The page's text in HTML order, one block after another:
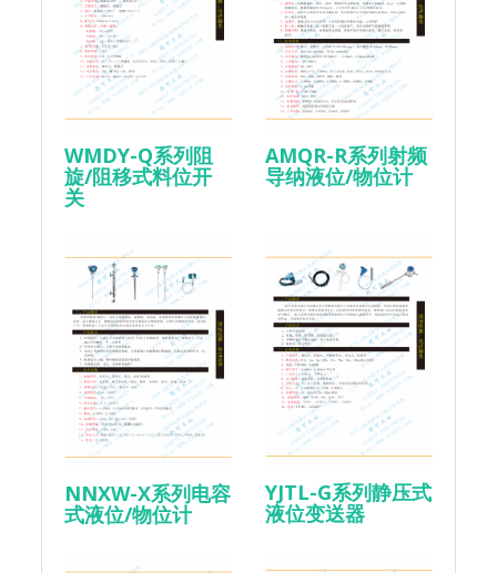
WMDY-Q系列阻
旋/阻移式料位开
关
AMQR-R系列射频
导纳液位/物位计
NNXW-X系列电容
式液位/物位计
YJTL-G系列静压式
液位变送器